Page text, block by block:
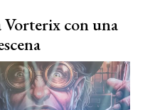
con una